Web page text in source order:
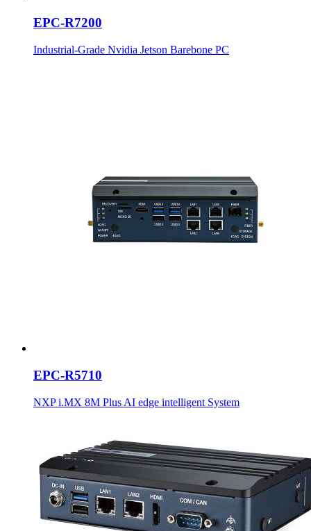
EPC-R7200
Industrial-Grade Nvidia Jetson Barebone PC
EPC-R5710
NXP i.MX 8M Plus AI edge intelligent System